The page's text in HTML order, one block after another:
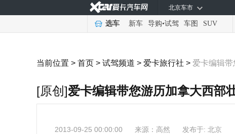
北京车市
选车 新车 导购•试驾 车图 SUV
当前位置 > 首页 > 试驾频道 > 爱卡旅行社 > 爱卡编辑
[原创]爱卡编辑带您游历加拿大西部
2013-09-25 00:00:00 来源： 高然 发布于: 北京